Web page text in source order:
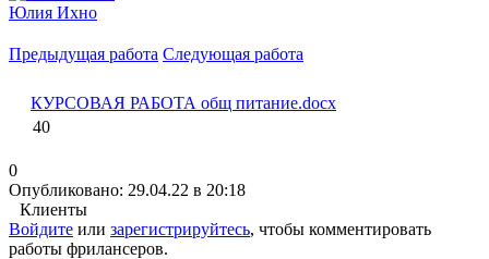
Юлия Ихно
Предыдущая работа Следующая работа
КУРСОВАЯ РАБОТА общ питание.docx
40
0
Опубликовано: 29.04.22 в 20:18
Клиенты
Войдите или зарегистрируйтесь, чтобы комментировать
работы фрилансеров.